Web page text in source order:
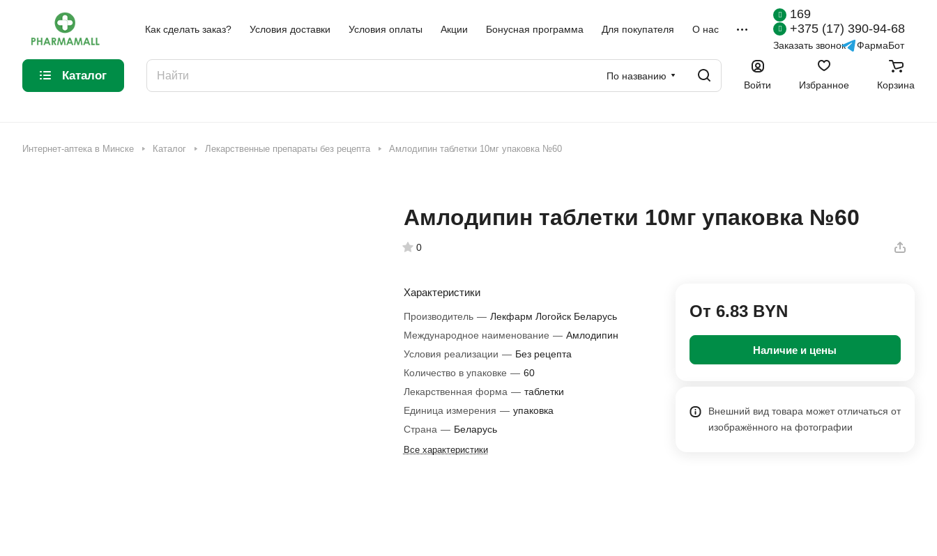
Как сделать заказ? Условия доставки Условия оплаты Акции Бонусная программа Для покупателя О нас
169
+375 (17) 390-94-68
Заказать звонок ФармаБот
Каталог
По названию
Войти
Избранное Корзина
Интернет-аптека в Минске Каталог Лекарственные препараты без рецепта Амлодипин таблетки 10мг упаковка №60
Амлодипин таблетки 10мг упаковка №60
0
Характеристики
Производитель — Лекфарм Логойск Беларусь
Международное наименование — Амлодипин
Условия реализации — Без рецепта
Количество в упаковке — 60
Лекарственная форма — таблетки
Единица измерения — упаковка
Страна — Беларусь
Все характеристики
От 6.83 BYN
Наличие и цены
Внешний вид товара может отличаться от
изображённого на фотографии